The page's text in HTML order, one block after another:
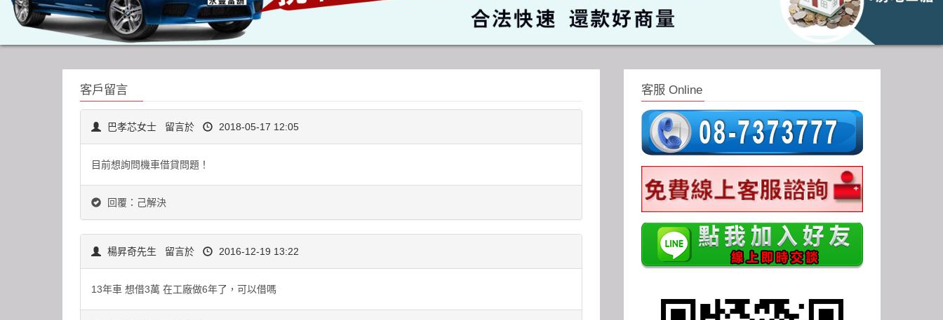
客戶留言
巴孝芯女士 留言於 2018-05-17 12:05
目前想詢問機車借貸問題！
回覆：己解決
楊昇奇先生 留言於 2016-12-19 13:22
13年車 想借3萬 在工廠做6年了，可以借嗎
客服 Online